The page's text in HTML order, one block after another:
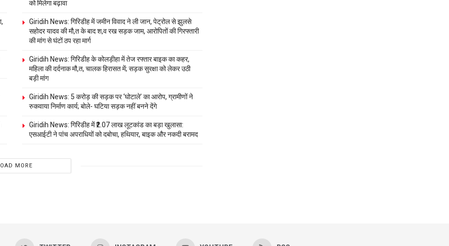
को मिलेगा बढ़ावा
Giridih News: गिरिडीह में जमीन विवाद ने ली जान, पेट्रोल से झुलसे
सहोदर यादव की मौ,त के बाद श,व रख सड़क जाम, आरोपितों की गिरफ्तारी
की मांग से घंटों ठप रहा मार्ग
Giridih News: गिरिडीह के कोलड़ीहा में तेज रफ्तार बाइक का कहर,
महिला की दर्दनाक मौ,त, चालक हिरासत में; सड़क सुरक्षा को लेकर उठी
बड़ी मांग
Giridih News: 5 करोड़ की सड़क पर ‘घोटाले’ का आरोप, ग्रामीणों ने
रुकवाया निर्माण कार्य; बोले- घटिया सड़क नहीं बनने देंगे
Giridih News: गिरिडीह में ₹2.07 लाख लूटकांड का बड़ा खुलासा:
एसआईटी ने पांच अपराधियों को दबोचा, हथियार, बाइक और नकदी बरामद
MORE